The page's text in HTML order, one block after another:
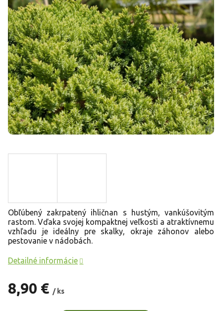
8,90 € / ks
Obľúbený zakrpatený ihličnan s hustým, vankúšovitým
rastom. Vďaka svojej kompaktnej veľkosti a atraktívnemu
vzhľadu je ideálny pre skalky, okraje záhonov alebo
pestovanie v nádobách.
Detailné informácie